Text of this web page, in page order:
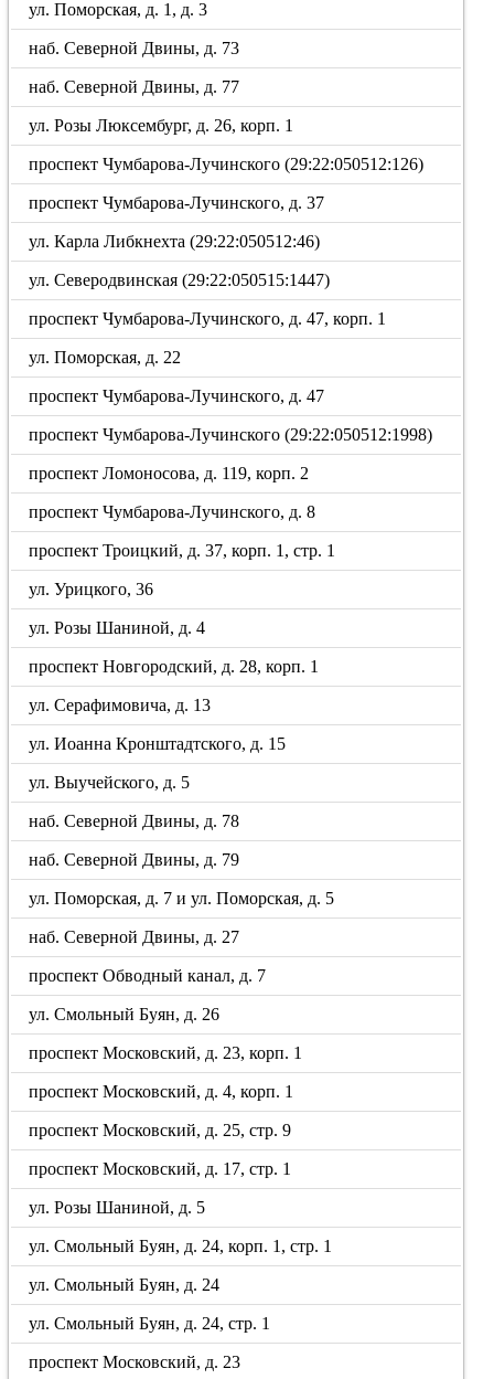
ул. Поморская, д. 1, д. 3
наб. Северной Двины, д. 73
наб. Северной Двины, д. 77
ул. Розы Люксембург, д. 26, корп. 1
проспект Чумбарова-Лучинского (29:22:050512:126)
проспект Чумбарова-Лучинского, д. 37
ул. Карла Либкнехта (29:22:050512:46)
ул. Северодвинская (29:22:050515:1447)
проспект Чумбарова-Лучинского, д. 47, корп. 1
ул. Поморская, д. 22
проспект Чумбарова-Лучинского, д. 47
проспект Чумбарова-Лучинского (29:22:050512:1998)
проспект Ломоносова, д. 119, корп. 2
проспект Чумбарова-Лучинского, д. 8
проспект Троицкий, д. 37, корп. 1, стр. 1
ул. Урицкого, 36
ул. Розы Шаниной, д. 4
проспект Новгородский, д. 28, корп. 1
ул. Серафимовича, д. 13
ул. Иоанна Кронштадтского, д. 15
ул. Выучейского, д. 5
наб. Северной Двины, д. 78
наб. Северной Двины, д. 79
ул. Поморская, д. 7 и ул. Поморская, д. 5
наб. Северной Двины, д. 27
проспект Обводный канал, д. 7
ул. Смольный Буян, д. 26
проспект Московский, д. 23, корп. 1
проспект Московский, д. 4, корп. 1
проспект Московский, д. 25, стр. 9
проспект Московский, д. 17, стр. 1
ул. Розы Шаниной, д. 5
ул. Смольный Буян, д. 24, корп. 1, стр. 1
ул. Смольный Буян, д. 24
ул. Смольный Буян, д. 24, стр. 1
проспект Московский, д. 23